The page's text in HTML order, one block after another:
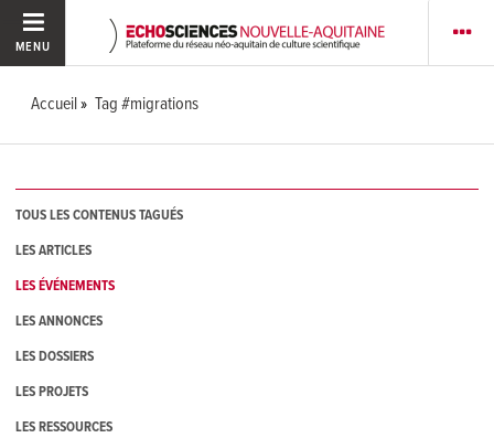
MENU
Accueil Tag #migrations
TOUS LES CONTENUS TAGUÉS
LES ARTICLES
LES ÉVÉNEMENTS
LES ANNONCES
LES DOSSIERS
LES PROJETS
LES RESSOURCES